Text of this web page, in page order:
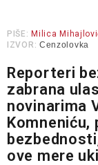
PIŠE: Milica
IZVOR: Cenzolovka
Reporteri
zabrana
novinarima
Komneniću,
ove mere